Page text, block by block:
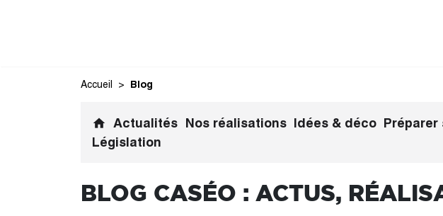
Accueil Blog
home Actualités Nos réalisations Idées & déco Préparer
Législation
BLOG CASÉO : ACTUS,